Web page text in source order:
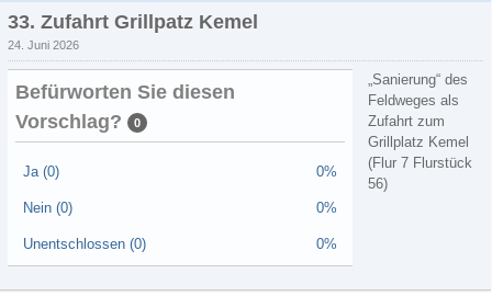
33. Zufahrt Grillpatz Kemel
24. Juni 2026
Befürworten Sie diesen
Vorschlag?
0
Ja (0) 0%
Nein (0) 0%
Unentschlossen (0) 0%
„Sanierung“ des
Feldweges als
Zufahrt zum
Grillplatz Kemel
(Flur 7 Flurstück
56)